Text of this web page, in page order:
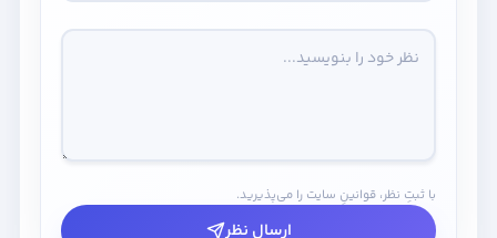
با ثبتِ نظر، قوانینِ سایت را می‌پذیرید.
ارسال نظر